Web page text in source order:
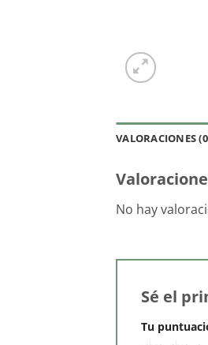
VALORACIONES
No hay
Sé el
Tu